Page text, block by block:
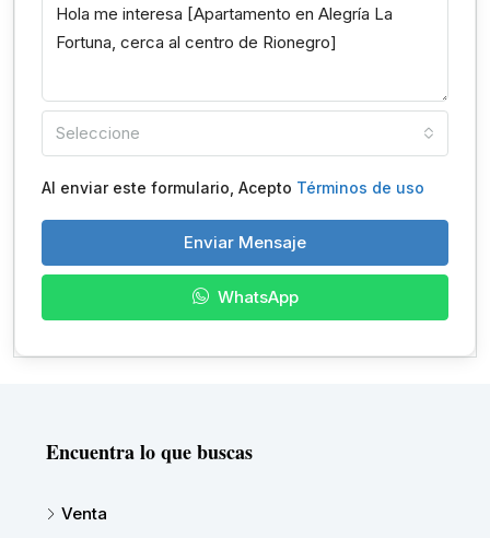
Seleccione
Al enviar este formulario, Acepto Términos de uso
Enviar Mensaje
WhatsApp
Encuentra lo que buscas
Venta